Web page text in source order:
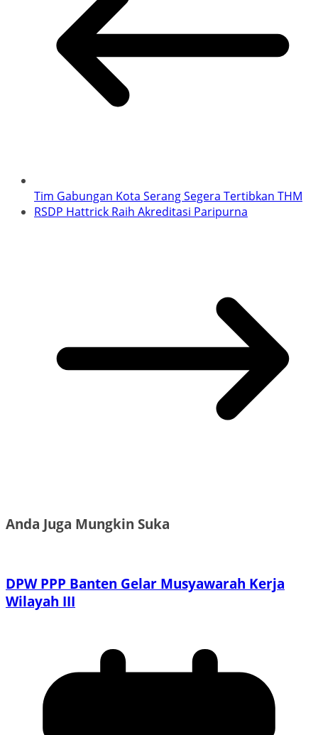
Tim Gabungan Kota Serang Segera Tertibkan THM
RSDP Hattrick Raih Akreditasi Paripurna
Anda Juga Mungkin Suka
DPW PPP Banten Gelar Musyawarah Kerja
Wilayah III